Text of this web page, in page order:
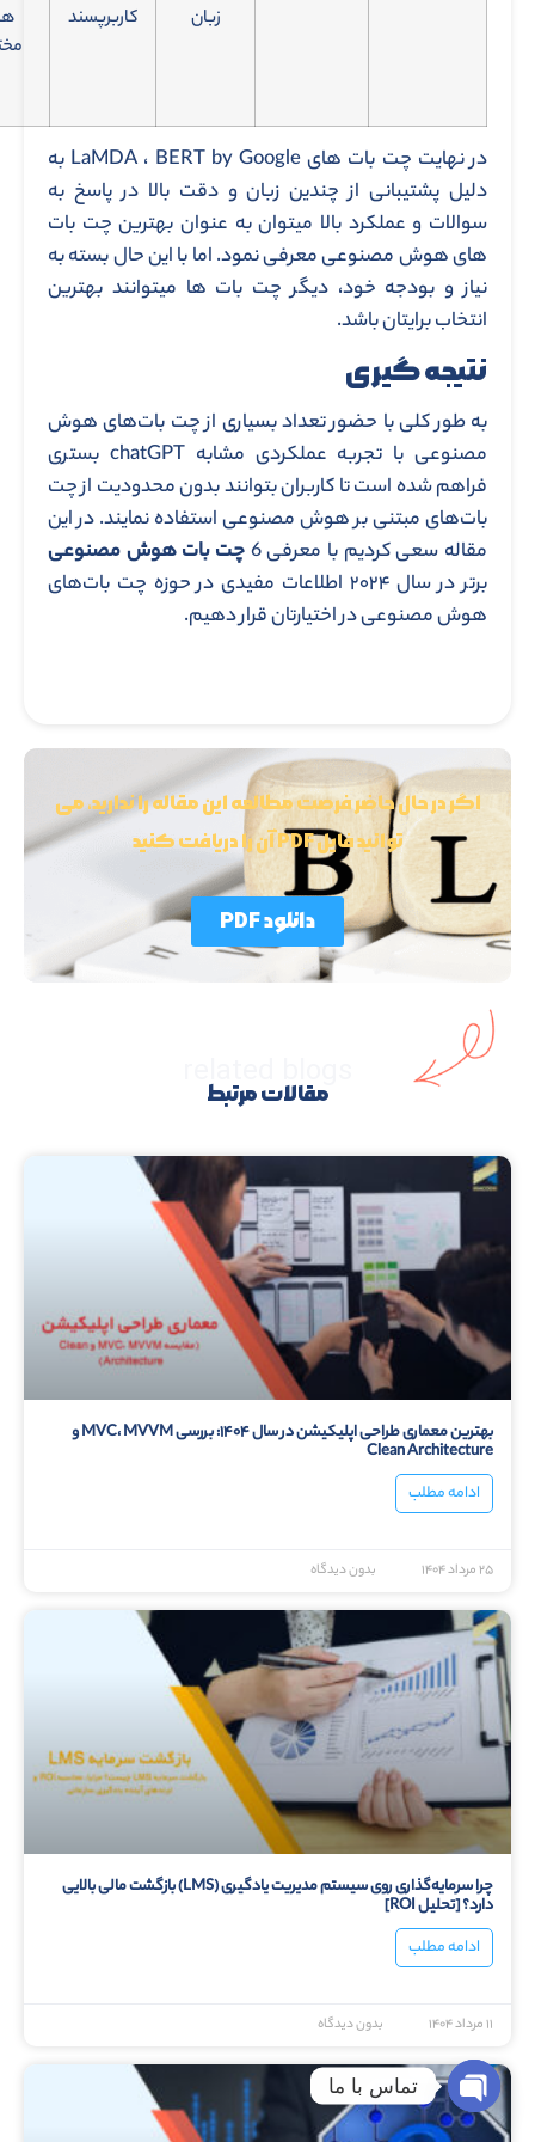
زبان
کاربرپسند
در نهایت چت بات های LaMDA ، BERT by Google به
دلیل پشتیبانی از چندین زبان و دقت بالا در پاسخ به
سوالات و عملکرد بالا میتوان به عنوان بهترین چت بات
های هوش مصنوعی معرفی نمود. اما با این حال بسته به
نیاز و بودجه خود، دیگر چت بات ها میتوانند بهترین
انتخاب برایتان باشد.
نتیجه گیری
به طور کلی با حضور تعداد بسیاری از چت بات‌های هوش
مصنوعی با تجربه عملکردی مشابه chatGPT بستری
فراهم شده است تا کاربران بتوانند بدون محدودیت از چت
بات‌های مبتنی بر هوش مصنوعی استفاده نمایند. در این
مقاله سعی کردیم با معرفی 6 چت بات هوش مصنوعی
برتر در سال ۲۰۲۴ اطلاعات مفیدی در حوزه چت بات‌های
هوش مصنوعی در اختیارتان قرار دهیم.
اگر در حال حاضر فرصت مطالعه این مقاله را ندارید، می
توانید فایل PDF آن را دریافت کنید
دانلود PDF
مقالات مرتبط
بهترین معماری طراحی اپلیکیشن در سال ۱۴۰۴: بررسی MVC، MVVM و
Clean Architecture
ادامه مطلب
۲۵ مرداد ۱۴۰۴ بدون دیدگاه
چرا سرمایه‌گذاری روی سیستم مدیریت یادگیری (LMS) بازگشت مالی بالایی
دارد؟ [تحلیل ROI]
ادامه مطلب
۱۱ مرداد ۱۴۰۴ بدون دیدگاه
تماس با ما
Open chaty